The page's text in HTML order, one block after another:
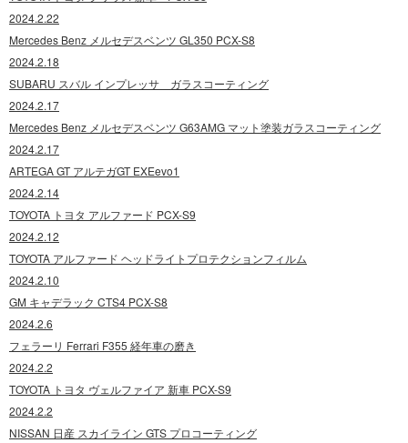
2024.2.22
Mercedes Benz メルセデスベンツ GL350 PCX-S8
2024.2.18
SUBARU スバル インプレッサ ガラスコーティング
2024.2.17
Mercedes Benz メルセデスベンツ G63AMG マット塗装ガラスコーティング
2024.2.17
ARTEGA GT アルテガGT EXEevo1
2024.2.14
TOYOTA トヨタ アルファード PCX-S9
2024.2.12
TOYOTA アルファード ヘッドライトプロテクションフィルム
2024.2.10
GM キャデラック CTS4 PCX-S8
2024.2.6
フェラーリ Ferrari F355 経年車の磨き
2024.2.2
TOYOTA トヨタ ヴェルファイア 新車 PCX-S9
2024.2.2
NISSAN 日産 スカイライン GTS プロコーティング